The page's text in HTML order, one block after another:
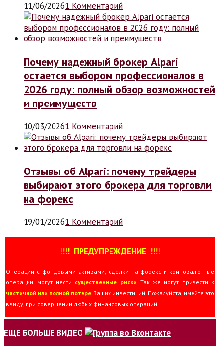
11/06/20261 Комментарий
Почему надежный брокер Alpari
остается выбором профессионалов в
2026 году: полный обзор возможностей
и преимуществ
10/03/20261 Комментарий
Отзывы об Alpari: почему трейдеры
выбирают этого брокера для торговли
на форекс
19/01/20261 Комментарий
!!!! ПРЕДУПРЕЖДЕНИЕ !!!!
Операции с фондовыми активами, сделки на форекс и криповалютные
операции, могут нести существенные риски. Так же могут привести к
частичной или полной потере Ваших инвестиций. Пожалуйста, имейте это
ввиду, при совершении любых финансовых операций.
ЕЩЕ БОЛЬШЕ ВИДЕО